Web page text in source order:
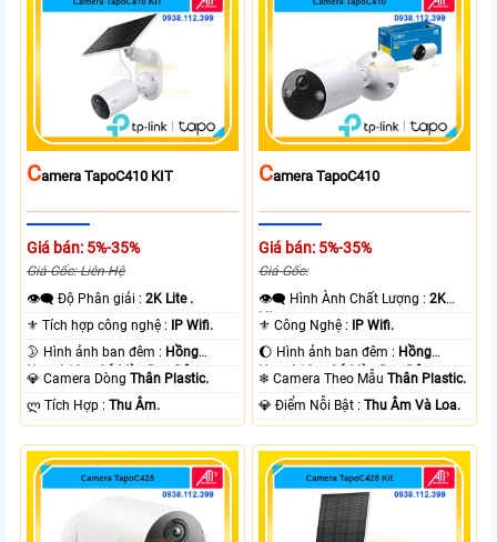
CAmera TapoC410 KIT
Giá bán: 5%-35%
Giá Gốc: Liên Hệ
👁️‍🗨 Độ Phân giải :2K Lite .
⚜️ Tích hợp công nghệ :
IP Wifi.
🌛 Hình ảnh ban đêm : Hồng
Ngoại 10m Có Màu Ban Ðêm.
💎 Camera DòngThân Plastic.
️ლ Tích Hợp :Thu Âm.
CAmera TapoC410
Giá bán: 5%-35%
Giá Gốc:
👁️‍🗨 Hình Ành Chất Lượng :2K
Lite .
⚜️ Công Nghệ :
IP Wifi.
🌔 Hình ảnh ban đêm : Hồng
Ngoại 10m Có Màu Ban Ðêm.
❄ Camera Theo MẫuThân Plastic.
️💎 Điểm Nỗi Bật :Thu Âm Và Loa.